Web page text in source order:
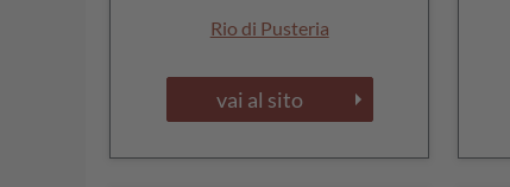
Rio di Pusteria
vai al sito